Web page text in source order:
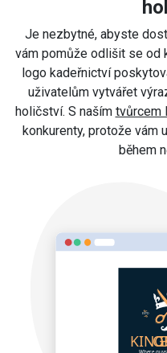
Je nezbytné, abyste
vám pomůže odlišit se od
logo kadeřnictví
uživatelům vytvářet
holičství. S naším tvůrcem
konkurenty, protože vám
během